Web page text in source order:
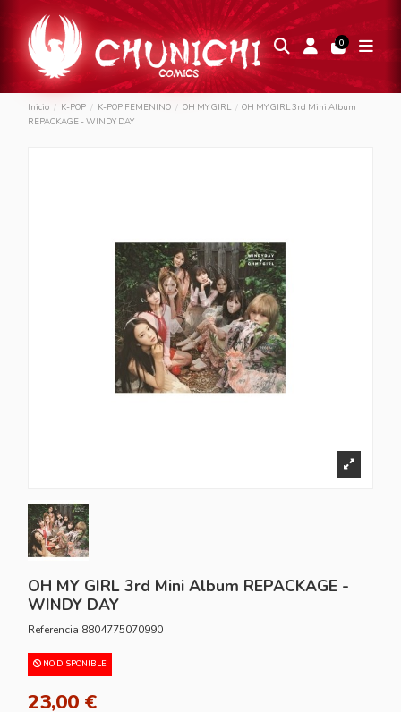
0
Inicio K-POP K-POP FEMENINO OH MY GIRL
OH MY GIRL 3rd Mini Album
REPACKAGE - WINDY DAY
OH MY GIRL 3rd Mini Album REPACKAGE -
WINDY DAY
Referencia 8804775070990
NO DISPONIBLE
23,00 €